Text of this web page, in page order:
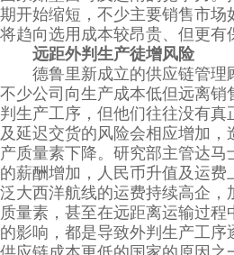
期开始缩短，不少主要销售市场
将趋向选用成本较昂贵、但更有
远距外判生产徒增风险
德鲁里新成立的供应链管理
不少公司向生产成本低但远离销
判生产工序，但他们往往没有真
及延迟交货的风险会相应增加，
产质量素下降。研究部主管达马
的薪酬增加，人民币升值及运费
泛大西洋航线的运费持续高企，
质量素，甚至在远距离运输过
的影响，都是导致外判生产工序